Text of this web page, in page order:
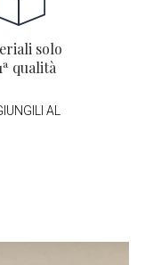
solo
qualità
AL